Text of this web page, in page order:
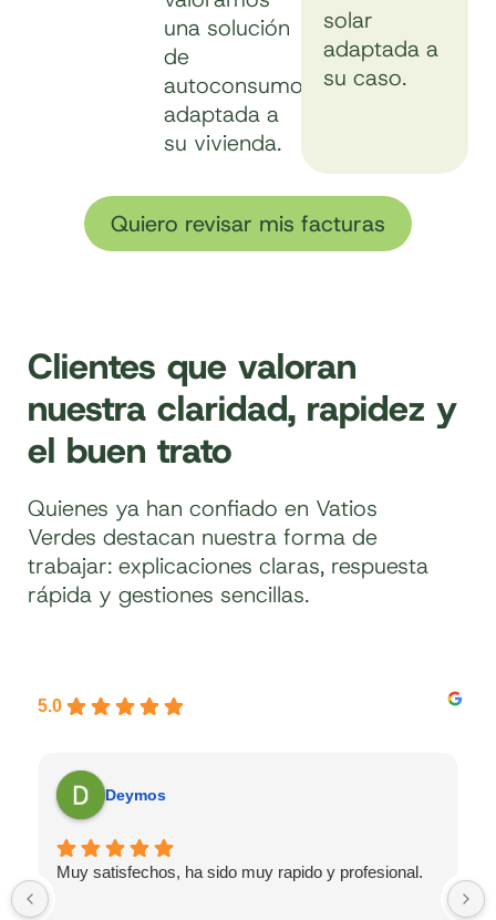
una solución
de
autoconsumo
adaptada a
su vivienda.
solar
adaptada a
su caso.
Quiero revisar mis facturas
Clientes que valoran
nuestra claridad, rapidez y
el buen trato
Quienes ya han confiado en Vatios
Verdes destacan nuestra forma de
trabajar: explicaciones claras, respuesta
rápida y gestiones sencillas.
5.0
Deymos
Muy satisfechos, ha sido muy rapido y profesional.